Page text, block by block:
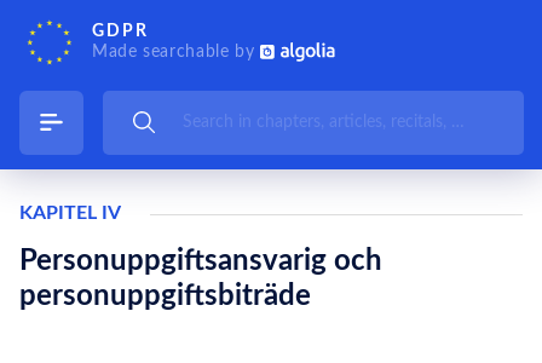
GDPR
Made searchable by
KAPITEL IV
Personuppgiftsansvarig och
personuppgiftsbiträde